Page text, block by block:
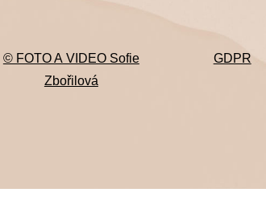
© FOTO A VIDEO Sofie
Zbořilová
GDPR